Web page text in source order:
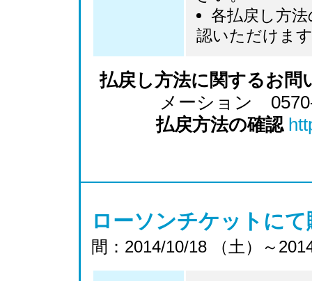
各払戻し方
認いただけま
払戻し方法に関するお問
メーション
払戻方法の確認
ローソンチケットに
間：2014/10/18 （土）～